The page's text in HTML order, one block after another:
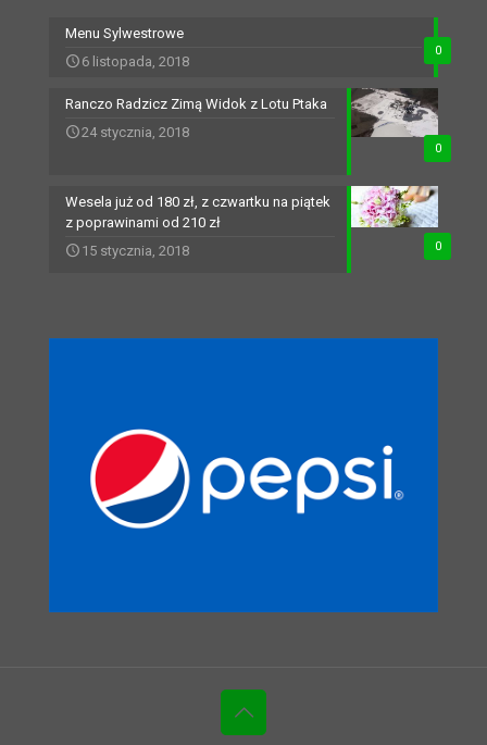
0
Menu Sylwestrowe
6 listopada, 2018
0
Ranczo Radzicz Zimą Widok z Lotu Ptaka
24 stycznia, 2018
0
Wesela już od 180 zł, z czwartku na piątek
z poprawinami od 210 zł
15 stycznia, 2018